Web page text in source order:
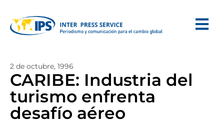
2 de octubre, 1996
CARIBE: Industria del
turismo enfrenta
desafío aéreo